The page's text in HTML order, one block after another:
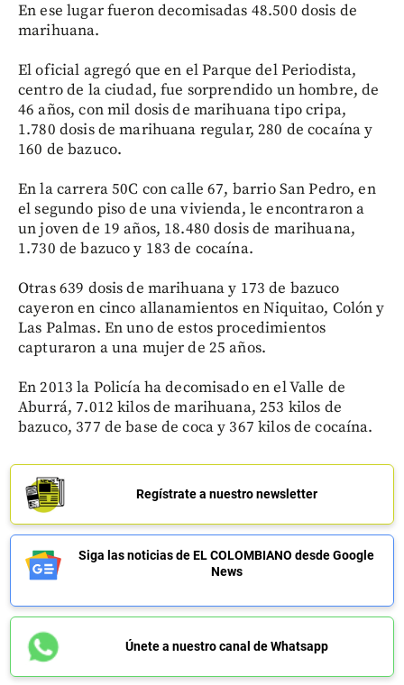
En ese lugar fueron decomisadas 48.500 dosis de
marihuana.
El oficial agregó que en el Parque del Periodista,
centro de la ciudad, fue sorprendido un hombre, de
46 años, con mil dosis de marihuana tipo cripa,
1.780 dosis de marihuana regular, 280 de cocaína y
160 de bazuco.
En la carrera 50C con calle 67, barrio San Pedro, en
el segundo piso de una vivienda, le encontraron a
un joven de 19 años, 18.480 dosis de marihuana,
1.730 de bazuco y 183 de cocaína.
Otras 639 dosis de marihuana y 173 de bazuco
cayeron en cinco allanamientos en Niquitao, Colón y
Las Palmas. En uno de estos procedimientos
capturaron a una mujer de 25 años.
En 2013 la Policía ha decomisado en el Valle de
Aburrá, 7.012 kilos de marihuana, 253 kilos de
bazuco, 377 de base de coca y 367 kilos de cocaína.
Regístrate a nuestro newsletter
Siga las noticias de EL COLOMBIANO desde Google
News
Únete a nuestro canal de Whatsapp